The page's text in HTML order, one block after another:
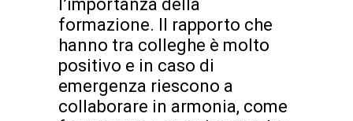
l’importanza della
formazione. Il rapporto che
hanno tra colleghe è molto
positivo e in caso di
emergenza riescono a
collaborare in armonia, come